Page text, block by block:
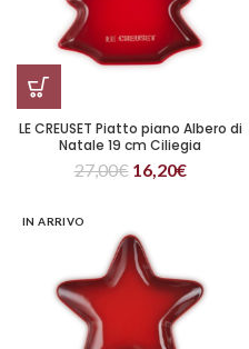
LE CREUSET Piatto piano Albero di
Natale 19 cm Ciliegia
27,00€ 16,20€
IN ARRIVO